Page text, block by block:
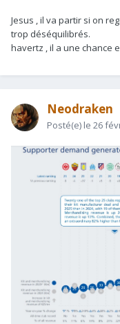
Jesus , il va partir si on
trop déséquilibrés.
havertz , il a une chance
Neodraken
Posté(e) le 26